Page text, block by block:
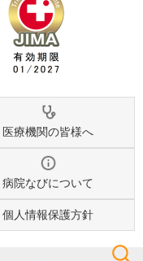
医療機関の皆様へ
病院なびについて
個人情報保護方針